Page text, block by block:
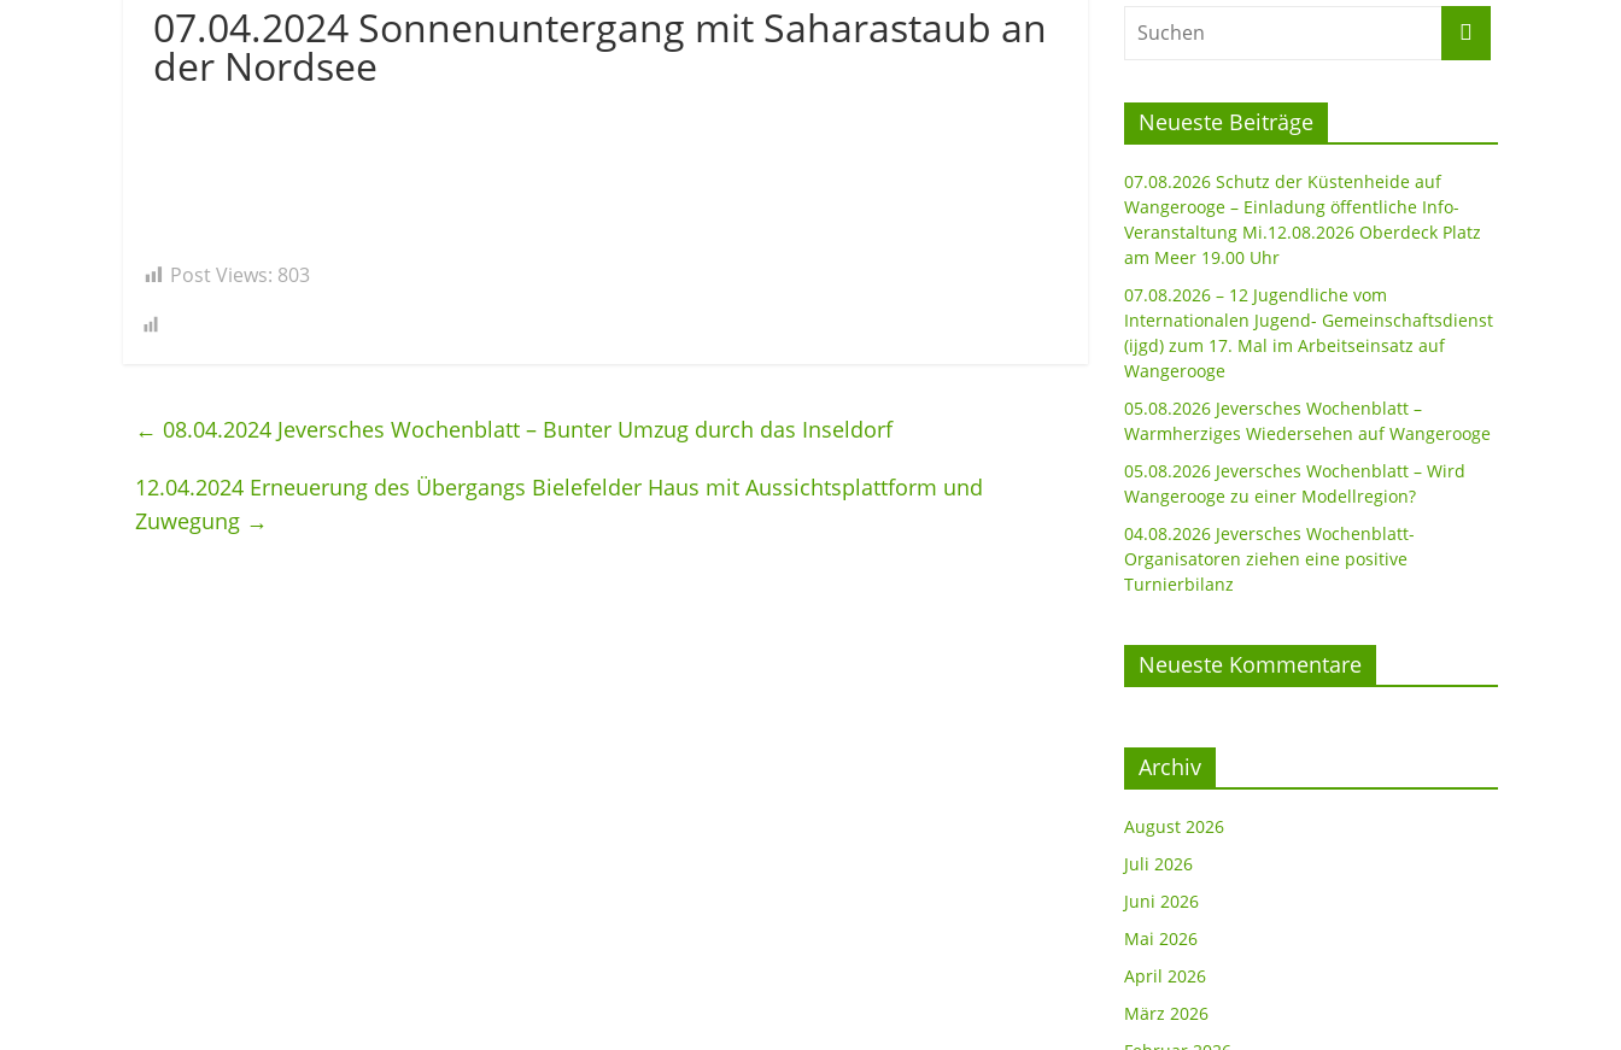
07.04.2024 Sonnenuntergang mit Saharastaub an
der Nordsee
Post Views: 803
← 08.04.2024 Jeversches Wochenblatt – Bunter Umzug durch das Inseldorf
12.04.2024 Erneuerung des Übergangs Bielefelder Haus mit Aussichtsplattform und
Zuwegung →
Neueste Beiträge
07.08.2026 Schutz der Küstenheide auf
Wangerooge – Einladung öffentliche Info-
Veranstaltung Mi.12.08.2026 Oberdeck Platz
am Meer 19.00 Uhr
07.08.2026 – 12 Jugendliche vom
Internationalen Jugend- Gemeinschaftsdienst
(ijgd) zum 17. Mal im Arbeitseinsatz auf
Wangerooge
05.08.2026 Jeversches Wochenblatt –
Warmherziges Wiedersehen auf Wangerooge
05.08.2026 Jeversches Wochenblatt – Wird
Wangerooge zu einer Modellregion?
04.08.2026 Jeversches Wochenblatt-
Organisatoren ziehen eine positive
Turnierbilanz
Neueste Kommentare
Archiv
August 2026
Juli 2026
Juni 2026
Mai 2026
April 2026
März 2026